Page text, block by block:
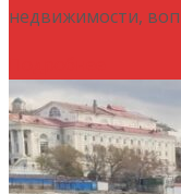
недвижимости,